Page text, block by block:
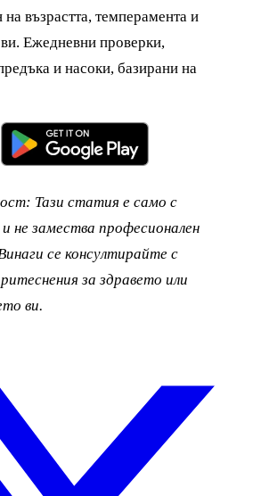
на възрастта, темперамента и
Ежедневни проверки,
и насоки, базирани на
Тази статия е само с
не замества професионален
се консултирайте с
за здравето или
ви.